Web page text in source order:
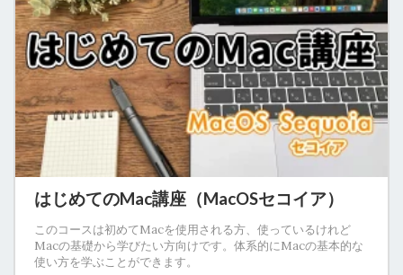
はじめてのMac講座（MacOSセコイア）
このコースは初めてMacを使用される方、使っているけれど
Macの基礎から学びたい方向けです。体系的にMacの基本的な
使い方を学ぶことができます。